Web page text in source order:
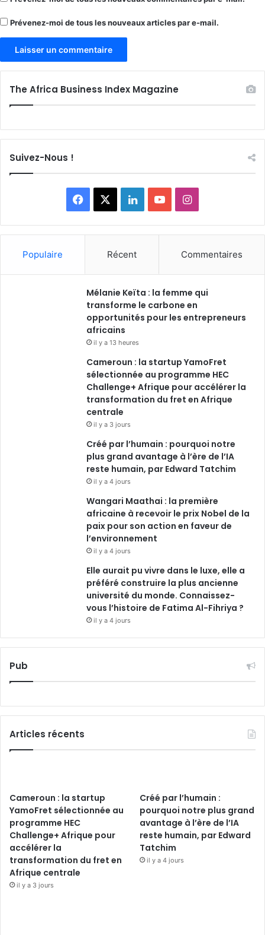
Prévenez-moi de tous les nouveaux articles par e-mail.
The Africa Business Index Magazine
Suivez-Nous !
Facebook LinkedinYouTubeInstagram
Populaire Récent Commentaires
Mélanie Keïta : la femme qui
transforme le carbone en
opportunités pour les entrepreneurs
africains
il y a 13 heures
Cameroun : la startup YamoFret
sélectionnée au programme HEC
Challenge+ Afrique pour accélérer la
transformation du fret en Afrique
centrale
il y a 3 jours
Créé par l’humain : pourquoi notre
plus grand avantage à l’ère de l’IA
reste humain, par Edward Tatchim
il y a 4 jours
Wangari Maathai : la première
africaine à recevoir le prix Nobel de la
paix pour son action en faveur de
l’environnement
il y a 4 jours
Elle aurait pu vivre dans le luxe, elle a
préféré construire la plus ancienne
université du monde. Connaissez-
vous l’histoire de Fatima Al-Fihriya ?
il y a 4 jours
Pub
Articles récents
Cameroun : la startup
YamoFret sélectionnée au
programme HEC
Challenge+ Afrique pour
accélérer la
transformation du fret en
Afrique centrale
il y a 3 jours
Créé par l’humain :
pourquoi notre plus grand
avantage à l’ère de l’IA
reste humain, par Edward
Tatchim
il y a 4 jours